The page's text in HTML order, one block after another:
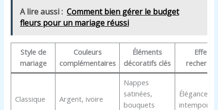
A lire aussi : Comment bien gérer le budget
fleurs pour un mariage réussi
Style de
mariage
Couleurs
complémentaires
Éléments
décoratifs clés
Effet
recherché
Classique Argent, ivoire
Nappes
satinées,
bouquets
Élégance